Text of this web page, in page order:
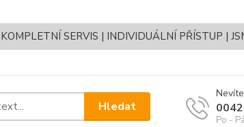
SERVIS | INDIVIDUÁLNÍ PŘÍSTUP |
Hledat
Po -